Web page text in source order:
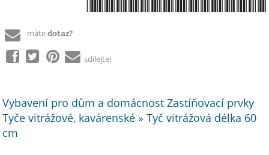
mátedotaz?
sdílejte!
Vybavení pro dům a domácnost Zastíňovací prvky
Tyče vitrážové, kavárenské » Tyč vitrážová délka 60
cm